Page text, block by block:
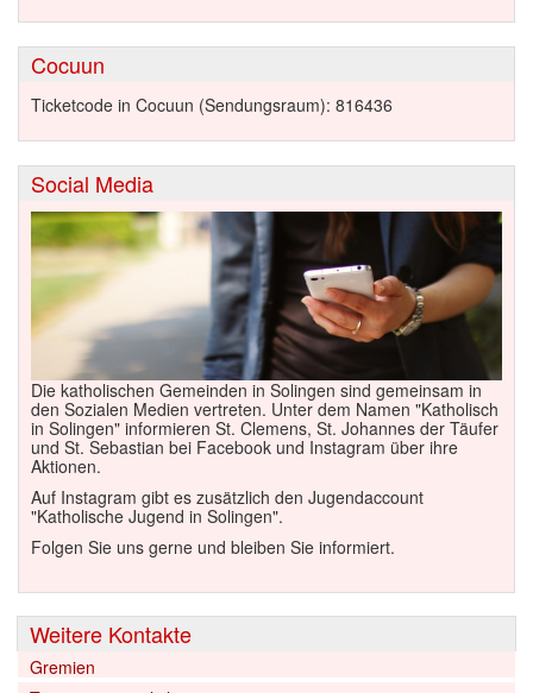
Cocuun
Ticketcode in Cocuun (Sendungsraum): 816436
Social Media
Die katholischen Gemeinden in Solingen sind gemeinsam in
den Sozialen Medien vertreten. Unter dem Namen "Katholisch
in Solingen" informieren St. Clemens, St. Johannes der Täufer
und St. Sebastian bei Facebook und Instagram über ihre
Aktionen.
Auf Instagram gibt es zusätzlich den Jugendaccount
"Katholische Jugend in Solingen".
Folgen Sie uns gerne und bleiben Sie informiert.
Weitere Kontakte
Gremien